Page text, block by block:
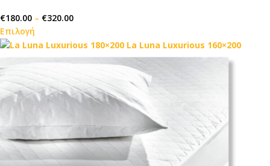
€180.00 – €320.00
Επιλογή